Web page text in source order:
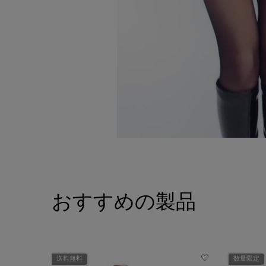
おすすめの製品
送料無料 数量限定